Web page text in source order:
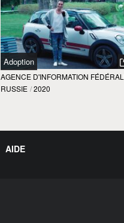
Adoption
AGENCE D'INFORMATION
RUSSIE / 2020
AIDE